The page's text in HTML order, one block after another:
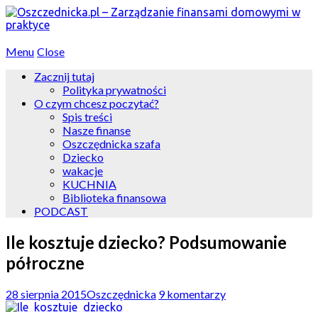
Menu Close
Zacznij tutaj
Polityka prywatności
O czym chcesz poczytać?
Spis treści
Nasze finanse
Oszczędnicka szafa
Dziecko
wakacje
KUCHNIA
Biblioteka finansowa
PODCAST
Ile kosztuje dziecko? Podsumowanie
półroczne
28 sierpnia 2015Oszczędnicka 9 komentarzy